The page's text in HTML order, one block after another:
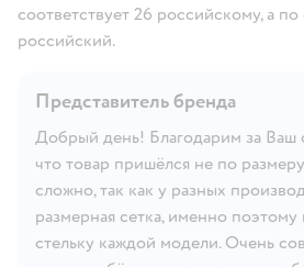
соответствует 26 российскому, а
российский.
Представитель бренда
Добрый день! Благодарим за Ваш
что товар пришёлся не по
сложно, так как у разных
размерная сетка, именно
стельку каждой модели. Очень